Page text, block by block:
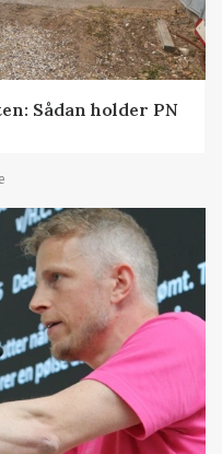
Sådan holder PN